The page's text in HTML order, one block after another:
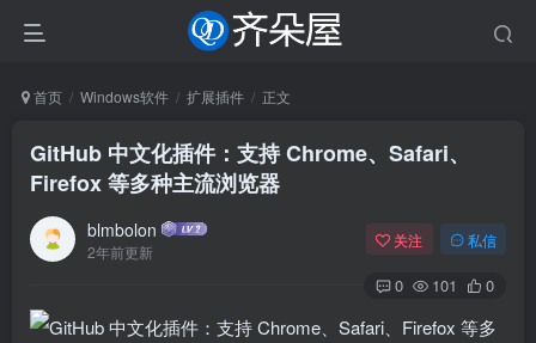
首页 Windows软件 扩展插件 正文
GitHub 中文化插件：支持 Chrome、Safari、
Firefox 等多种主流浏览器
blmbolon
2年前更新
关注 私信
0 101 0